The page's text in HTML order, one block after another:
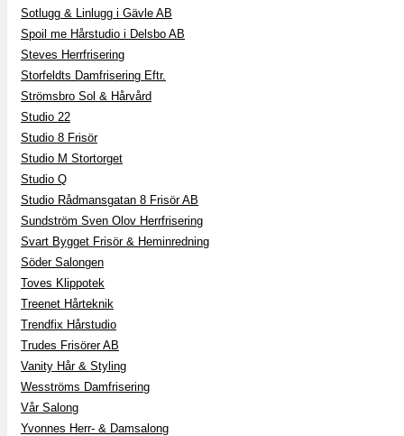
Sotlugg & Linlugg i Gävle AB
Spoil me Hårstudio i Delsbo AB
Steves Herrfrisering
Storfeldts Damfrisering Eftr.
Strömsbro Sol & Hårvård
Studio 22
Studio 8 Frisör
Studio M Stortorget
Studio Q
Studio Rådmansgatan 8 Frisör AB
Sundström Sven Olov Herrfrisering
Svart Bygget Frisör & Heminredning
Söder Salongen
Toves Klippotek
Treenet Hårteknik
Trendfix Hårstudio
Trudes Frisörer AB
Vanity Hår & Styling
Wesströms Damfrisering
Vår Salong
Yvonnes Herr- & Damsalong